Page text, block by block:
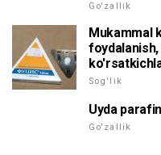
Go'zallik
Mukammal
Sog'lik
Uyda
Go'zallik